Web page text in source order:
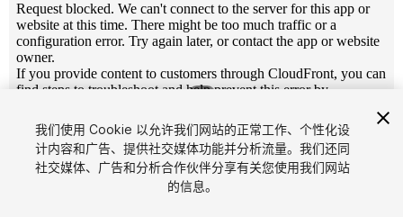
我们使用 Cookie 以允许我们网站的正常工作、个性化设
计内容和广告、提供社交媒体功能并分析流量。我们还同
社交媒体、广告和分析合作伙伴分享有关您使用我们网站
的信息。